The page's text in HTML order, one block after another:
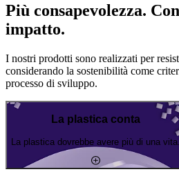
Più consapevolezza.
impatto.
I nostri prodotti sono realizzati per
considerando la sostenibilità come
processo di sviluppo.
La plastica conta
La plastica dovrebbe avere più di una vita.